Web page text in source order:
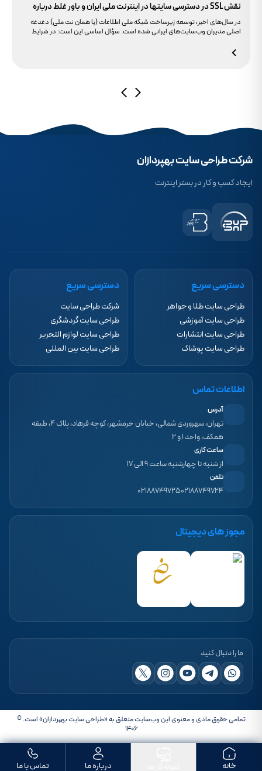
نقش SSL در دسترسی سایتها در اینترنت ملی ایران و باور غلط درباره
دامنه های IR
در سال‌های اخیر، توسعه زیرساخت شبکه ملی اطلاعات (یا همان نت ملی) دغدغه
اصلی مدیران وب‌سایت‌های ایرانی شده است. سؤال اساسی این است: در شرایط
شرکت طراحی سایت بهپردازان
ایجاد کسب و کار در بستر اینترنت
دسترسی سریع
طراحی سایت طلا و جواهر
طراحی سایت آموزشی
طراحی سایت انتشارات
طراحی سایت پوشاک
دسترسی سریع
شرکت طراحی سایت
طراحی سایت گردشگری
طراحی سایت لوازم التحریر
طراحی سایت بین المللی
اطلاعات تماس
آدرس
تهران، سهروردی شمالی، خیابان خرمشهر، کوچه فرهاد، پلاک ۴، طبقه
همکف، واحد ۱ و ۲
ساعت کاری
از شنبه تا چهارشنبه ساعت ۹ الی ۱۷
تلفن
۰۲۱۸۸۷۴۹۷۲۴۰۲۱۸۸۷۴۹۷۲۵
مجوز های دیجیتال
ما را دنبال کنید
تمامی حقوق مادی و معنوی این وب‌سایت متعلق به «طراحی سایت بهپردازان» است. ©
۱۴۰۶
خانه درباره ما تماس با ما